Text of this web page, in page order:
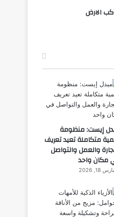
الارض
إيست: منظومة
متكاملة تعيد تعريف
والعمل والتواصل
مكان واحد
18, 2026